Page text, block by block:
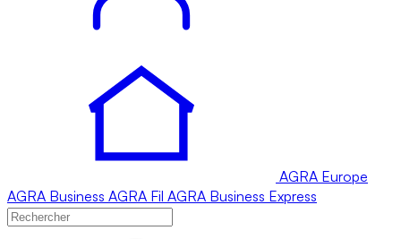
AGRA Europe
AGRA Business AGRA Fil AGRA Business Express